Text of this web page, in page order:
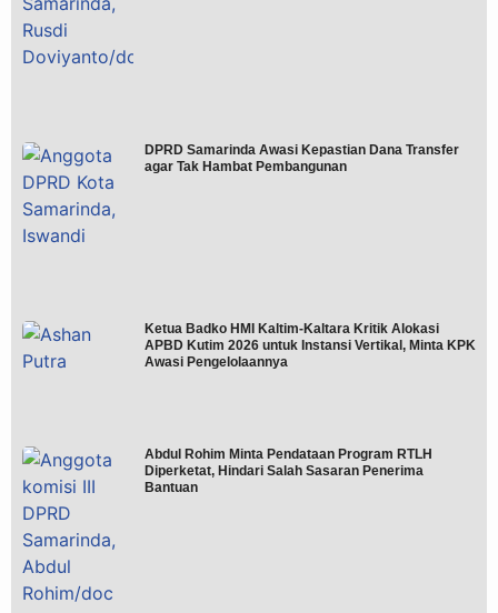
DPRD Samarinda Awasi Kepastian Dana Transfer
agar Tak Hambat Pembangunan
Ketua Badko HMI Kaltim-Kaltara Kritik Alokasi
APBD Kutim 2026 untuk Instansi Vertikal, Minta KPK
Awasi Pengelolaannya
Abdul Rohim Minta Pendataan Program RTLH
Diperketat, Hindari Salah Sasaran Penerima
Bantuan